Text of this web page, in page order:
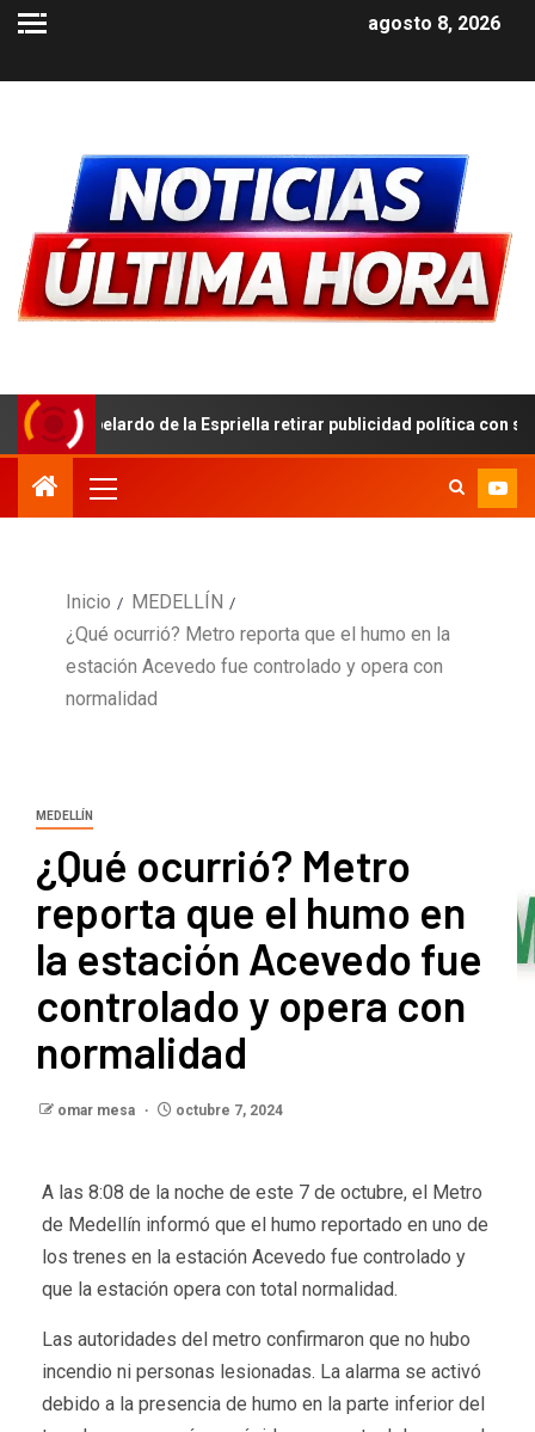
agosto 8, 2026
la Espriella retirar publicidad política con símbolos patrios
Inicio
MEDELLÍN
¿Qué ocurrió? Metro reporta que el humo en la
estación Acevedo fue controlado y opera con
normalidad
MEDELLÍN
¿Qué ocurrió? Metro
reporta que el humo en
la estación Acevedo fue
controlado y opera con
normalidad
omar mesa octubre 7, 2024
A las 8:08 de la noche de este 7 de octubre, el Metro
de Medellín informó que el humo reportado en uno de
los trenes en la estación Acevedo fue controlado y
que la estación opera con total normalidad.
Las autoridades del metro confirmaron que no hubo
incendio ni personas lesionadas. La alarma se activó
debido a la presencia de humo en la parte inferior del